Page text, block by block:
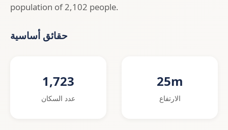
population of 2,102 people.
حقائق أساسية
1,723
عدد السكان
25m
الارتفاع